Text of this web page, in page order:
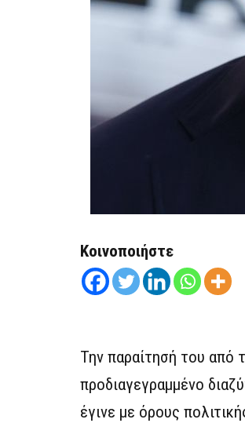
Κοινοποιήστε
Την παραίτησή του από
προδιαγεγραμμένο
έγινε με όρους